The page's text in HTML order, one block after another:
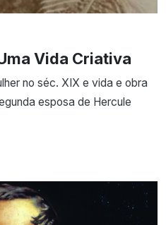
Vida Criativa
no séc. XIX e vida e obra
esposa de Hercule